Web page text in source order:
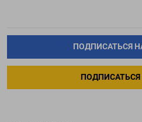
ПОДПИСАТЬСЯ
ПОДПИСАТЬСЯ